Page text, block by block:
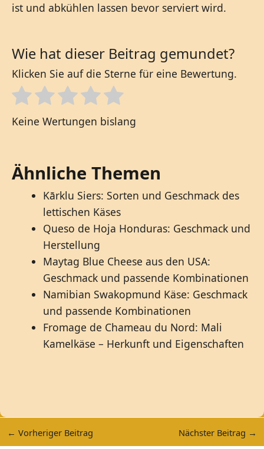
ist und abkühlen lassen bevor serviert wird.
Wie hat dieser Beitrag gemundet?
Klicken Sie auf die Sterne für eine Bewertung.
Keine Wertungen bislang
Ähnliche Themen
Kārklu Siers: Sorten und Geschmack des
lettischen Käses
Queso de Hoja Honduras: Geschmack und
Herstellung
Maytag Blue Cheese aus den USA:
Geschmack und passende Kombinationen
Namibian Swakopmund Käse: Geschmack
und passende Kombinationen
Fromage de Chameau du Nord: Mali
Kamelkäse – Herkunft und Eigenschaften
← Vorheriger Beitrag Nächster Beitrag →